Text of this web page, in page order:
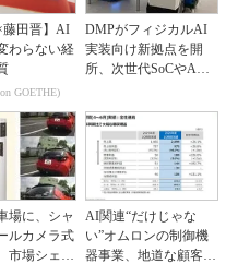
藤田晋】AI
わらない経
GOETHE)
DMPがフィジカルAI
実装向け新拠点を開
所、次世代SoCやAM
場に、シャ
ルカメラ式
場シェア
AI関連“だけじゃな
い”オムロンの制御機
器事業、地道な顧客基